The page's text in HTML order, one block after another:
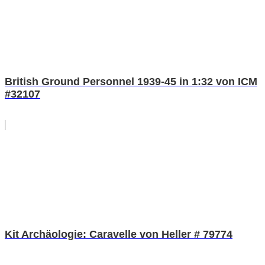
British Ground Personnel 1939-45 in 1:32 von ICM
#32107
Kit Archäologie: Caravelle von Heller # 79774